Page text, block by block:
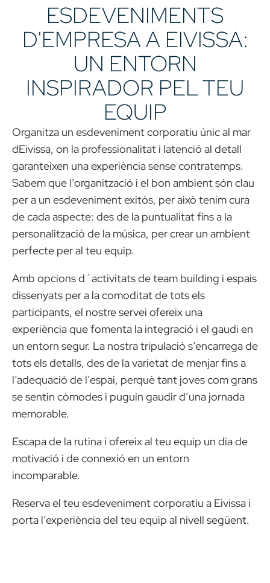
ESDEVENIMENTS
D'EMPRESA A EIVISSA:
UN ENTORN
INSPIRADOR PEL TEU
EQUIP
Organitza un esdeveniment corporatiu únic al mar
dEivissa, on la professionalitat i latenció al detall
garanteixen una experiència sense contratemps.
Sabem que l’organització i el bon ambient són clau
per a un esdeveniment exitós, per això tenim cura
de cada aspecte: des de la puntualitat fins a la
personalització de la música, per crear un ambient
perfecte per al teu equip.
Amb opcions d´activitats de team building i espais
dissenyats per a la comoditat de tots els
participants, el nostre servei ofereix una
experiència que fomenta la integració i el gaudi en
un entorn segur. La nostra tripulació s’encarrega de
tots els detalls, des de la varietat de menjar fins a
l’adequació de l’espai, perquè tant joves com grans
se sentin còmodes i puguin gaudir d’una jornada
memorable.
Escapa de la rutina i ofereix al teu equip un dia de
motivació i de connexió en un entorn
incomparable.
Reserva el teu esdeveniment corporatiu a Eivissa i
porta l’experiència del teu equip al nivell següent.